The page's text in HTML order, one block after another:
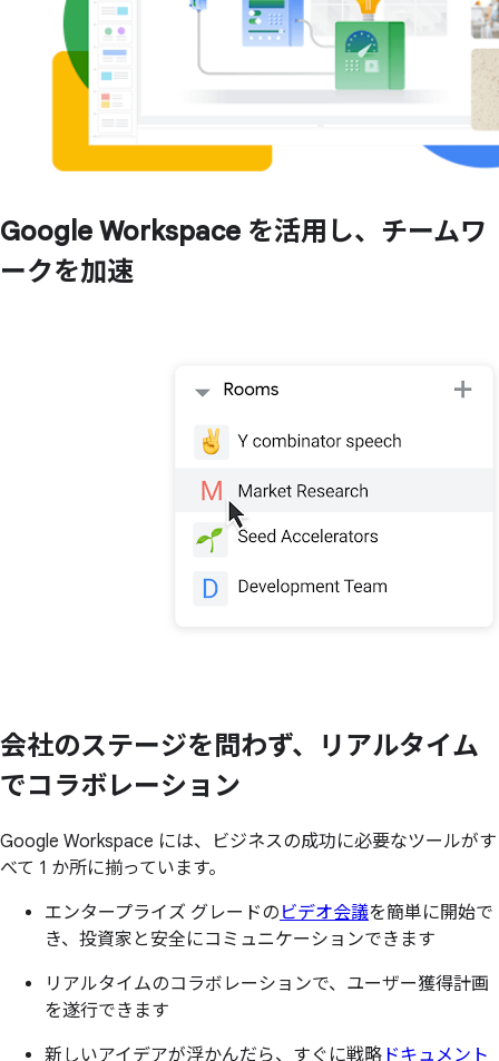
Google Workspace を活用し、 チームワ
ークを加速
会社のステージを 問わず、
リアルタイム
でコラボレーション
Google Workspace には、ビジネスの成功に必要なツールがす
べて 1 か所に揃っています。
エンタープライズ グレードの ビデオ会議を簡単に開始で
き、投資家と安全にコミュニケーションできます
リアルタイムのコラボレーションで、ユーザー獲得計画
を遂行できます
新しいアイデアが浮かんだら、すぐに戦略 ドキュメント